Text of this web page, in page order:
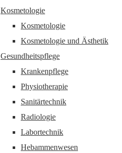
Kosmetologie
Kosmetologie
Kosmetologie und Ästhetik
Gesundheitspflege
Krankenpflege
Physiotherapie
Sanitärtechnik
Radiologie
Labortechnik
Hebammenwesen